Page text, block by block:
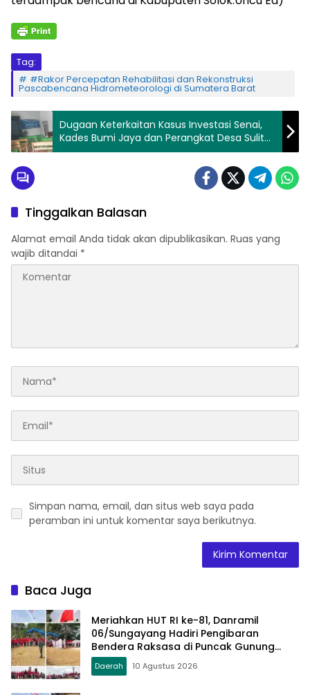
Tag:
#Rakor Percepatan Rehabilitasi dan Rekonstruksi
Pascabencana Hidrometeorologi di Sumatera Barat
Dugaan Keterkaitan Kasus Investasi Senai,
Kades Bumi Jaya dan Perangkat Desa Sulit
Ditemui – Pemerintah Kecamatan Pastikan
Tinggalkan Balasan
Alamat email Anda tidak akan dipublikasikan. Ruas yang
wajib ditandai *
Simpan nama, email, dan situs web saya pada
peramban ini untuk komentar saya berikutnya.
Baca Juga
Meriahkan HUT RI ke-81, Danramil
06/Sungayang Hadiri Pengibaran
Bendera Raksasa di Puncak Gunung
Kasumbo
Daerah 10 Agustus 2026